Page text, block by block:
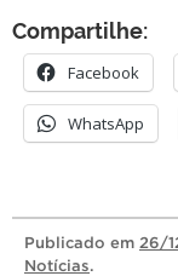
Compartilhe:
Facebook
WhatsApp
Publicado em 26/
Notícias.